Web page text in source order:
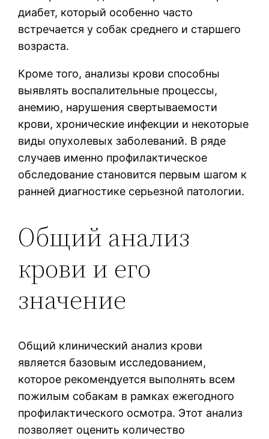
диабет, который особенно часто
встречается у собак среднего и старшего
возраста.
Кроме того, анализы крови способны
выявлять воспалительные процессы,
анемию, нарушения свертываемости
крови, хронические инфекции и некоторые
виды опухолевых заболеваний. В ряде
случаев именно профилактическое
обследование становится первым шагом к
ранней диагностике серьезной патологии.
Общий анализ
крови и его
значение
Общий клинический анализ крови
является базовым исследованием,
которое рекомендуется выполнять всем
пожилым собакам в рамках ежегодного
профилактического осмотра. Этот анализ
позволяет оценить количество